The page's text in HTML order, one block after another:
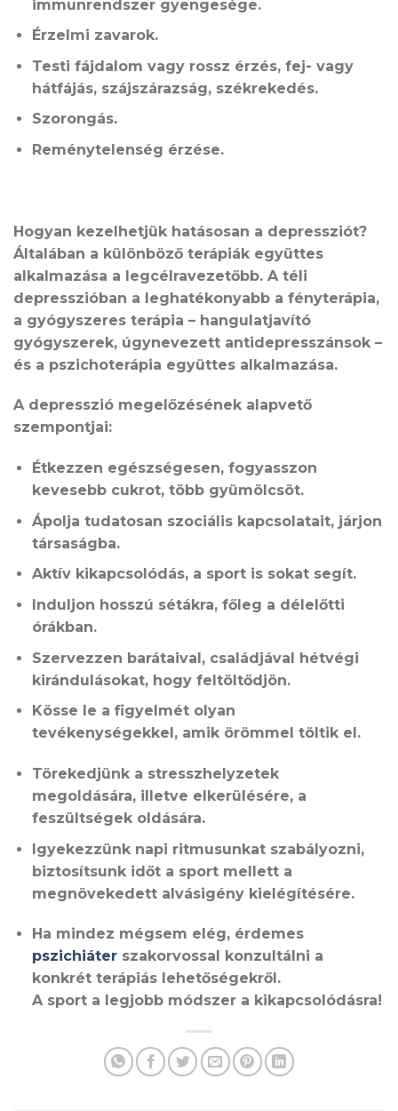
immunrendszer gyengesége.
Érzelmi zavarok.
Testi fájdalom vagy rossz érzés, fej- vagy
hátfájás, szájszárazság, székrekedés.
Szorongás.
Reménytelenség érzése.
Hogyan kezelhetjük hatásosan a depressziót?
Általában a különböző terápiák együttes
alkalmazása a legcélravezetőbb. A téli
depresszióban a leghatékonyabb a fényterápia,
a gyógyszeres terápia – hangulatjavító
gyógyszerek, úgynevezett antidepresszánsok –
és a pszichoterápia együttes alkalmazása.
A depresszió megelőzésének alapvető
szempontjai:
Étkezzen egészségesen, fogyasszon
kevesebb cukrot, több gyümölcsöt.
Ápolja tudatosan szociális kapcsolatait, járjon
társaságba.
Aktív kikapcsolódás, a sport is sokat segít.
Induljon hosszú sétákra, főleg a délelőtti
órákban.
Szervezzen barátaival, családjával hétvégi
kirándulásokat, hogy feltöltődjön.
Kösse le a figyelmét olyan
tevékenységekkel, amik örömmel töltik el.
Törekedjünk a stresszhelyzetek
megoldására, illetve elkerülésére, a
feszültségek oldására.
Igyekezzünk napi ritmusunkat szabályozni,
biztosítsunk időt a sport mellett a
megnövekedett alvásigény kielégítésére.
Ha mindez mégsem elég, érdemes
pszichiáterszakorvossal konzultálni a
konkrét terápiás lehetőségekről.
A sport a legjobb módszer a kikapcsolódásra!